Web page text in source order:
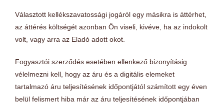
Választott kellékszavatossági jogáról egy másikra is áttérhet,
az áttérés költségét azonban Ön viseli, kivéve, ha az indokolt
volt, vagy arra az Eladó adott okot.
Fogyasztói szerződés esetében ellenkező bizonyításig
vélelmezni kell, hogy az áru és a digitális elemeket
tartalmazó áru teljesítésének időpontjától számított egy éven
belül felismert hiba már az áru teljesítésének időpontjában